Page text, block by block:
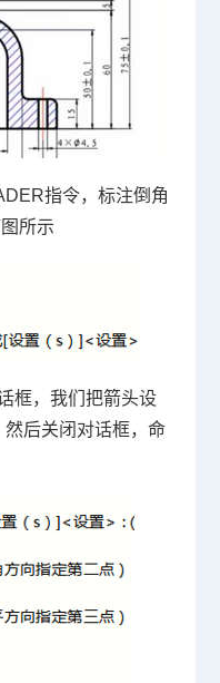
指令，标注倒角
所示
框，我们把箭头设
然后关闭对话框，命